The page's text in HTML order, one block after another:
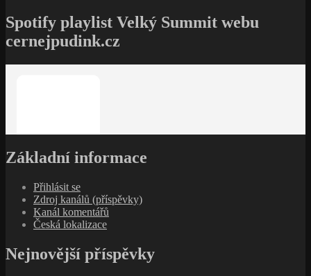
Spotify playlist Velký Summit webu
cernejpudink.cz
Základní informace
Přihlásit se
Zdroj kanálů (příspěvky)
Kanál komentářů
Česká lokalizace
Nejnovější příspěvky